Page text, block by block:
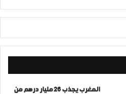
المغرب يجذب 26 مليار درهم من